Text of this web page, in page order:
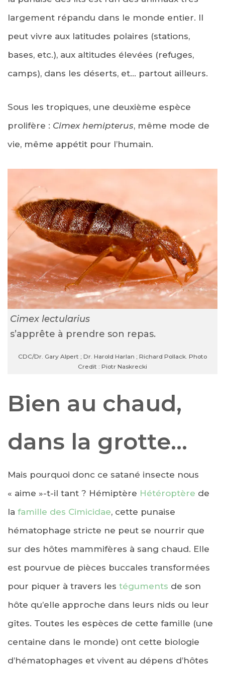
largement répandu dans le monde entier. Il
peut vivre aux latitudes polaires (stations,
bases, etc.), aux altitudes élevées (refuges,
camps), dans les déserts, et… partout ailleurs.
Sous les tropiques, une deuxième espèce
prolifère : Cimex hemipterus, même mode de
vie, même appétit pour l’humain.
Cimex lectularius
s’apprête à prendre son repas.
CDC/Dr. Gary Alpert ; Dr. Harold Harlan ; Richard Pollack. Photo
Credit : Piotr Naskrecki
Bien au chaud,
dans la grotte…
Mais pourquoi donc ce satané insecte nous
« aime »-t-il tant ? Hémiptère Hétéroptère de
la famille des Cimicidae, cette punaise
hématophage stricte ne peut se nourrir que
sur des hôtes mammifères à sang chaud. Elle
est pourvue de pièces buccales transformées
pour piquer à travers les téguments de son
hôte qu’elle approche dans leurs nids ou leur
gîtes. Toutes les espèces de cette famille (une
centaine dans le monde) ont cette biologie
d’hématophages et vivent au dépens d’hôtes